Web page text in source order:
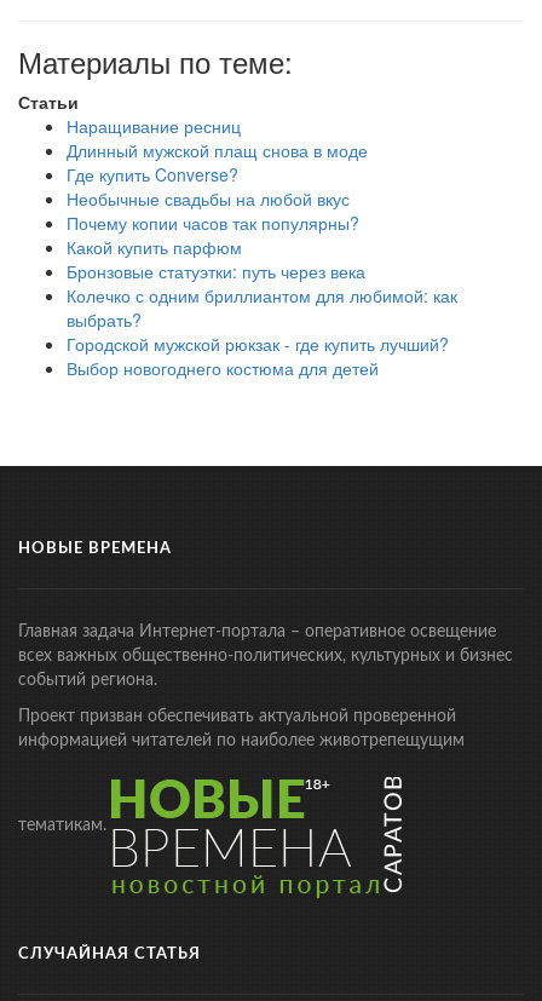
Материалы по теме:
Статьи
Наращивание ресниц
Длинный мужской плащ снова в моде
Где купить Converse?
Необычные свадьбы на любой вкус
Почему копии часов так популярны?
Какой купить парфюм
Бронзовые статуэтки: путь через века
Колечко с одним бриллиантом для любимой: как
выбрать?
Городской мужской рюкзак - где купить лучший?
Выбор новогоднего костюма для детей
НОВЫЕ ВРЕМЕНА
Главная задача Интернет-портала – оперативное освещение
всех важных общественно-политических, культурных и бизнес
событий региона.
Проект призван обеспечивать актуальной проверенной
информацией читателей по наиболее животрепещущим
тематикам.
СЛУЧАЙНАЯ СТАТЬЯ